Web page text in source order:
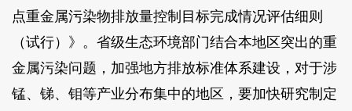
点重金属污染物排放量控制目标完成情况评估细则
（试行）》。省级生态环境部门结合本地区突出的重
金属污染问题，加强地方排放标准体系建设，对于涉
锰、锑、钼等产业分布集中的地区，要加快研究制定